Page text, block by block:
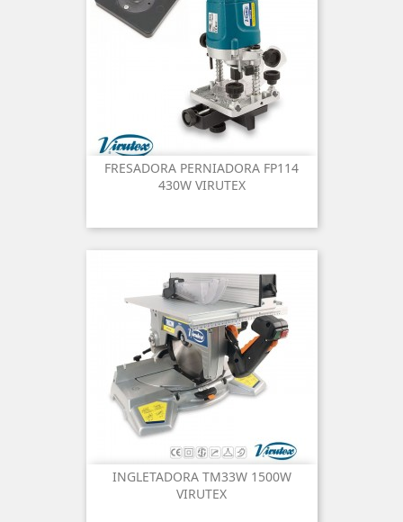
FRESADORA PERNIADORA FP114
430W VIRUTEX
INGLETADORA TM33W 1500W
VIRUTEX